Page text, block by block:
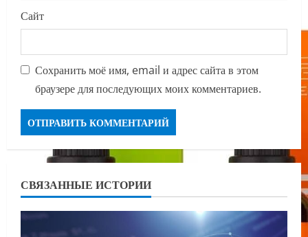
Сайт
Сохранить моё имя, email и адрес сайта в этом
браузере для последующих моих комментариев.
СВЯЗАННЫЕ ИСТОРИИ